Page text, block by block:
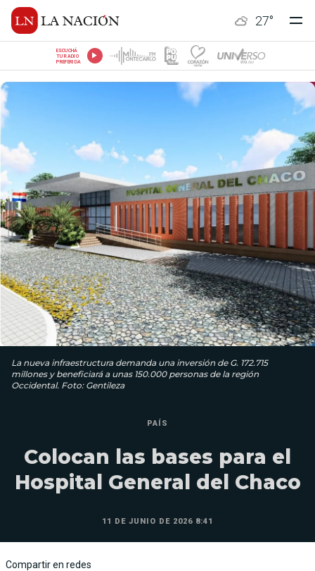
27°
ESCUCHÁ
TU RADIO
PREFERIDA
La nueva infraestructura demanda una inversión de G. 172.715
millones y beneficiará a unas 150.000 personas de la región
Occidental. Foto: Gentileza
PAÍS
Colocan las bases para el
Hospital General del Chaco
11 DE JUNIO DE 2026 8:41
Compartir en redes